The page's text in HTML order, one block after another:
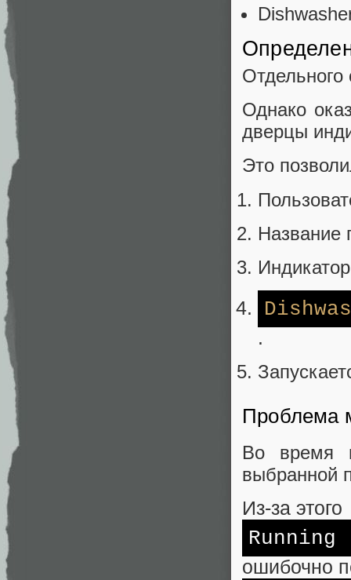
Отдельного
Однако
дверцы
Это
Название
.
Проблема
Во время
выбранной
Из-за этого
Running
ошибочно